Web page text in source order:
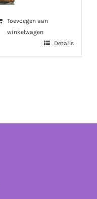
Toevoegen aan
winkelwagen
Details